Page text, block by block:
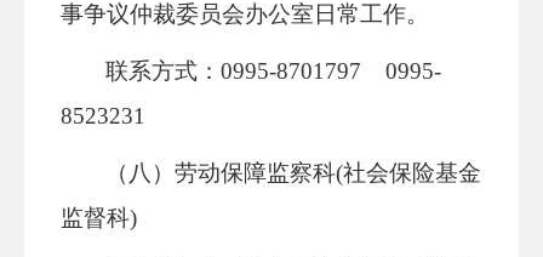
事争议仲裁委员会办公室日常工作。
联系方式：0995-8701797 0995-
8523231
（八）劳动保障监察科(社会保险基金
监督科)